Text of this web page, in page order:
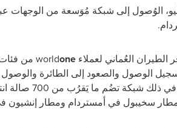
من 1 يوليو، الوُصول إلى شبكة مُوَسعة من
الطيران العُماني لعملاءone
world من
الوصول والصعود إلى الطائرة
شبكة تضُم ما يَقرُب من 700 صالة انتظار مُميزة في المطارات عالميًا، بالإضافة إلى صالات
مطار سخيبول في أمستردام ومطار